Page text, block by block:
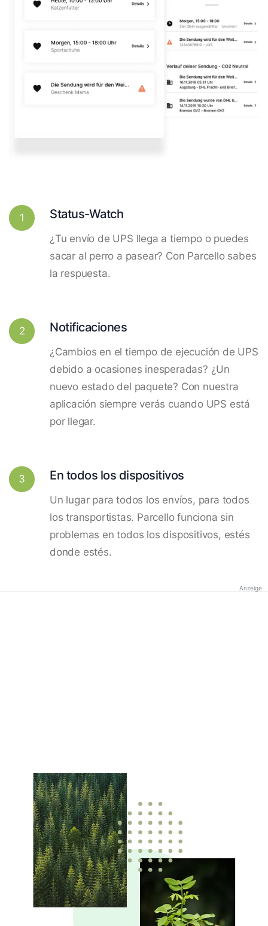
1 Status-Watch
¿Tu envío de UPS llega a tiempo o puedes
sacar al perro a pasear? Con Parcello sabes
la respuesta.
2 Notificaciones
¿Cambios en el tiempo de ejecución de UPS
debido a ocasiones inesperadas? ¿Un
nuevo estado del paquete? Con nuestra
aplicación siempre verás cuando UPS está
por llegar.
3 En todos los dispositivos
Un lugar para todos los envíos, para todos
los transportistas. Parcello funciona sin
problemas en todos los dispositivos, estés
donde estés.
Anzeige